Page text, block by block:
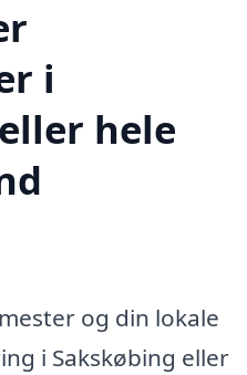
i
hele
og din lokale
i Sakskøbing eller